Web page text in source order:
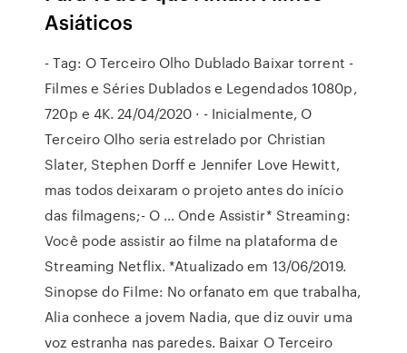
Asiáticos
- Tag: O Terceiro Olho Dublado Baixar torrent -
Filmes e Séries Dublados e Legendados 1080p,
720p e 4K. 24/04/2020 · - Inicialmente, O
Terceiro Olho seria estrelado por Christian
Slater, Stephen Dorff e Jennifer Love Hewitt,
mas todos deixaram o projeto antes do início
das filmagens;- O … Onde Assistir* Streaming:
Você pode assistir ao filme na plataforma de
Streaming Netflix. *Atualizado em 13/06/2019.
Sinopse do Filme: No orfanato em que trabalha,
Alia conhece a jovem Nadia, que diz ouvir uma
voz estranha nas paredes. Baixar O Terceiro